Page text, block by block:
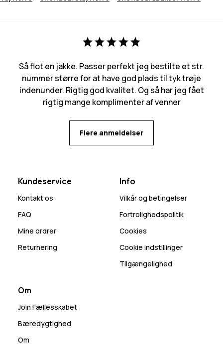
Så flot en jakke. Passer perfekt jeg bestilte et str.
nummer større for at have god plads til tyk trøje
indenunder. Rigtig god kvalitet. Og så har jeg fået
rigtig mange komplimenter af venner
Flere anmeldelser
Kundeservice
Kontakt os
FAQ
Mine ordrer
Returnering
Info
Vilkår og betingelser
Fortrolighedspolitik
Cookies
Cookie indstillinger
Tilgængelighed
Om
Join Fællesskabet
Bæredygtighed
Om